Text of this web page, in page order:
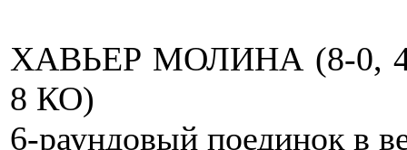
ХАВЬЕР МОЛИНА (8-0,
8 КО)
6-раундовый поединок в